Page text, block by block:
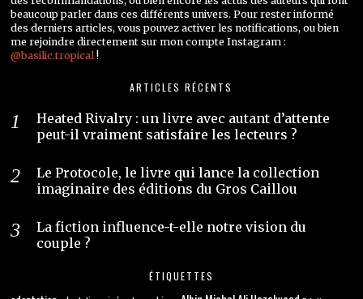
beaucoup parler dans ces différents univers. Pour rester informé
des derniers articles, vous pouvez activer les notifications, ou bien
me rejoindre directement sur mon compte Instagram :
@basilic.tropical !
ARTICLES RÉCENTS
Heated Rivalry : un livre avec autant d’attente
peut-il vraiment satisfaire les lecteurs ?
Le Protocole, le livre qui lance la collection
imaginaire des éditions du Gros Caillou
La fiction influence-t-elle notre vision du
couple ?
ÉTIQUETTES